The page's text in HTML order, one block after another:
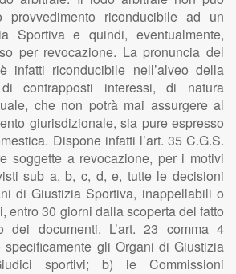
provvedimento riconducibile ad un
Sportiva e quindi, eventualmente,
per revocazione. La pronuncia del
infatti riconducibile nell’alveo della
di contrapposti interessi, di natura
che non potrà mai assurgere al
giurisdizionale, sia pure espresso
Dispone infatti l’art. 35 C.G.S.
soggette a revocazione, per i motivi
sub a, b, c, d, e, tutte le decisioni
di Giustizia Sportiva, inappellabili o
entro 30 giorni dalla scoperta del fatto
dei documenti. L’art. 23 comma 4
specificamente gli Organi di Giustizia
sportivi; b) le Commissioni